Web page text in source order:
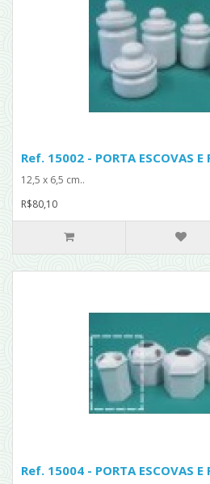
Ref. 15002 - PORTA ESCOVAS E
12,5 x 6,5 cm..
R$80,10
Ref. 15004 - PORTA ESCOVAS E